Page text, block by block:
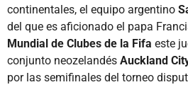
continentales, el equipo argentino
del que es aficionado el papa
Mundial de Clubes de la Fifa este
conjunto neozelandés Auckland
por las semifinales del torneo